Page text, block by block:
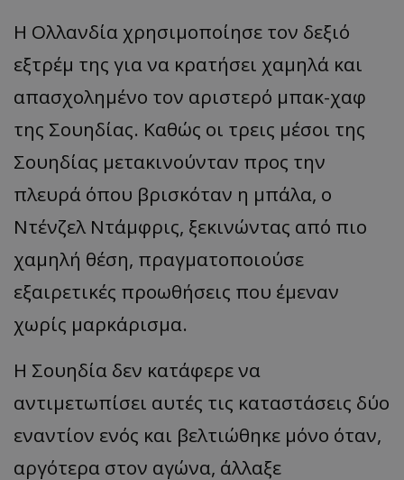
Η Ολλανδία χρησιμοποίησε τον δεξιό
εξτρέμ της για να κρατήσει χαμηλά και
απασχολημένο τον αριστερό μπακ-χαφ
της Σουηδίας. Καθώς οι τρεις μέσοι της
Σουηδίας μετακινούνταν προς την
πλευρά όπου βρισκόταν η μπάλα, ο
Ντένζελ Ντάμφρις, ξεκινώντας από πιο
χαμηλή θέση, πραγματοποιούσε
εξαιρετικές προωθήσεις που έμεναν
χωρίς μαρκάρισμα.
Η Σουηδία δεν κατάφερε να
αντιμετωπίσει αυτές τις καταστάσεις δύο
εναντίον ενός και βελτιώθηκε μόνο όταν,
αργότερα στον αγώνα, άλλαξε